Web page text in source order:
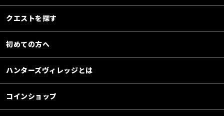
クエストを探す
初めての方へ
ハンターズヴィレッジとは
コインショップ